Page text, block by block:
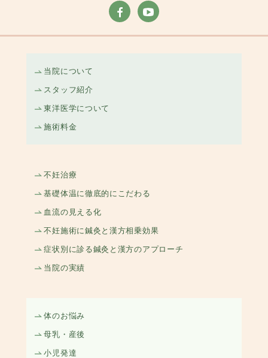
当院について
スタッフ紹介
東洋医学について
施術料金
不妊治療
基礎体温に徹底的にこだわる
血流の見える化
不妊施術に鍼灸と漢方相乗効果
症状別に診る鍼灸と漢方のアプローチ
当院の実績
体のお悩み
母乳・産後
小児発達